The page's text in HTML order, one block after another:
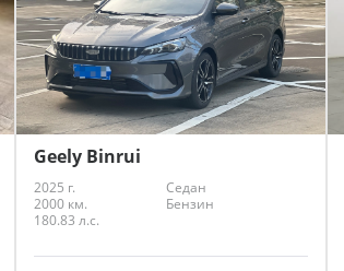
Geely Binrui
2025 г.
Седан
2000 км.
Бензин
180.83 л.с.